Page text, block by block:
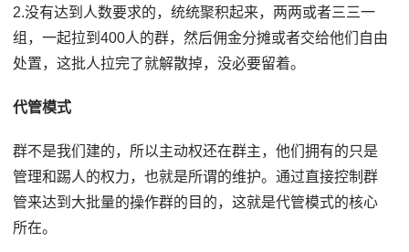
2.没有达到人数要求的，统统聚积起来，两两或者三三一
组，一起拉到400人的群，然后佣金分摊或者交给他们自由
处置，这批人拉完了就解散掉，没必要留着。
代管模式
群不是我们建的，所以主动权还在群主，他们拥有的只是
管理和踢人的权力，也就是所谓的维护。通过直接控制群
管来达到大批量的操作群的目的，这就是代管模式的核心
所在。